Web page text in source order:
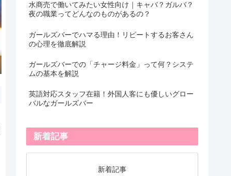
水商売で働いてみたい女性向け｜キャバ？ガルバ？
夜の職業ってどんなのものがあるの？
ガールズバーでハマる理由！リピートするお客さん
の心理を徹底解説
ガールズバーでの「チャージ料金」って何？システ
ムの基本を解説
英語対応スタッフ在籍！外国人客にも優しいグロー
バルなガールズバー
新着記事
新着記事